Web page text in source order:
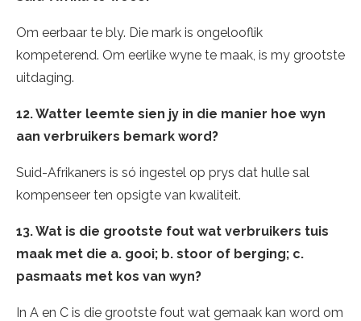
Om eerbaar te bly. Die mark is ongelooflik
kompeterend. Om eerlike wyne te maak, is my grootste
uitdaging.
12. Watter leemte sien jy in die manier hoe wyn
aan verbruikers bemark word?
Suid-Afrikaners is só ingestel op prys dat hulle sal
kompenseer ten opsigte van kwaliteit.
13. Wat is die grootste fout wat verbruikers tuis
maak met die a. gooi; b. stoor of berging; c.
pasmaats met kos van wyn?
In A en C is die grootste fout wat gemaak kan word om